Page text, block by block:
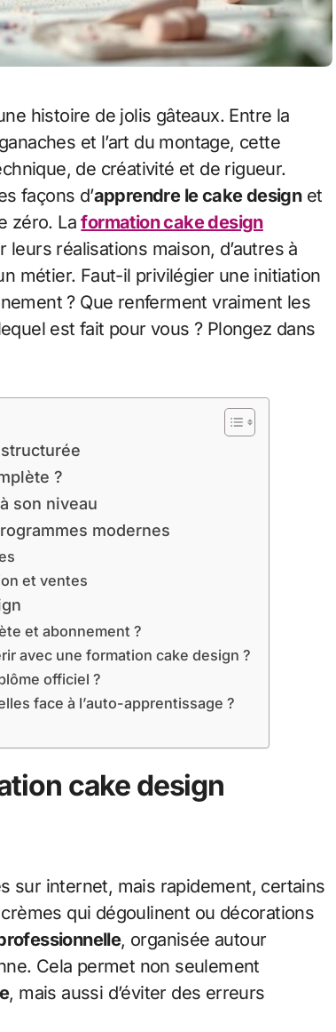
histoire de jolis gâteaux. Entre la
et l’art du montage, cette
de créativité et de rigueur.
façons d’apprendre le cake designet
zéro. Laformation cake design
réalisations maison, d’autres à
métier. Faut-il privilégier une initiation
? Que renferment vraiment les
est fait pour vous ? Plongez dans
?
son niveau
modernes
et ventes
et abonnement ?
avec une formation cake design ?
officiel ?
face à l’auto-apprentissage ?
cake design
sur internet, mais rapidement, certains
qui dégoulinent ou décorations
, organisée autour
Cela permet non seulement
, mais aussi d’éviter des erreurs